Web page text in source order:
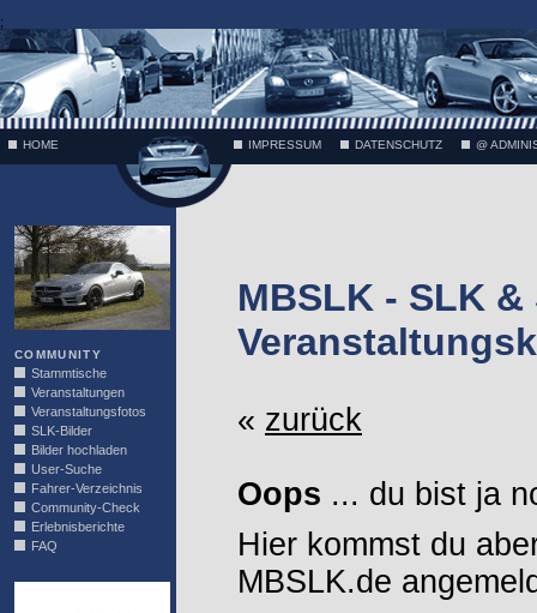
;
HOME IMPRESSUM DATENSCHUTZ @
COMMUNITY
Stammtische
Veranstaltungen
Veranstaltungsfotos
SLK-Bilder
Bilder hochladen
User-Suche
Fahrer-Verzeichnis
Community-Check
Erlebnisberichte
FAQ
MBSLK - SLK
« zurück
Oops ... du bist ja
Hier kommst du
MBSLK.de